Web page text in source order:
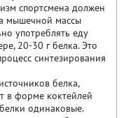
спортсмена должен
мышечной массы
употреблять еду
20-30 г белка. Это
синтезирования
белка,
в форме коктейлей
одинаковые.